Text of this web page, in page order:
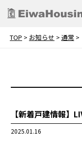
TOP > お知らせ > 通常 >
【新着戸建情報】
2025.01.16